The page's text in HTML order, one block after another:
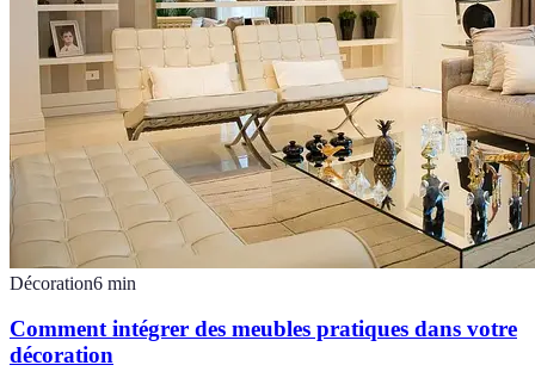
Décoration6 min
Comment intégrer des meubles pratiques dans votre
décoration